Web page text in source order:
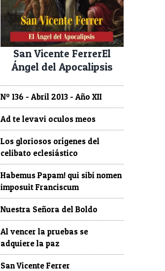
San Vicente FerrerEl
Ángel del Apocalipsis
Nº 136 - Abril 2013 - Año XII
Ad te levavi oculos meos
Los gloriosos orígenes del
celibato eclesiástico
Habemus Papam! qui sibi nomen
imposuit Franciscum
Nuestra Señora del Boldo
Al vencer la pruebas se
adquiere la paz
San Vicente Ferrer